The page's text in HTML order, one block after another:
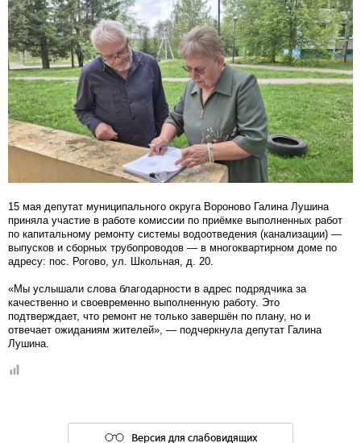
15 мая депутат муниципального округа Вороново Галина Лушина
приняла участие в работе комиссии по приёмке выполненных работ
по капитальному ремонту системы водоотведения (канализации) —
выпусков и сборных трубопроводов — в многоквартирном доме по
адресу: пос. Рогово, ул. Школьная, д. 20.
«Мы услышали слова благодарности в адрес подрядчика за
качественно и своевременно выполненную работу. Это
подтверждает, что ремонт не только завершён по плану, но и
отвечает ожиданиям жителей», — подчеркнула депутат Галина
Лушина.
Версия для слабовидящих